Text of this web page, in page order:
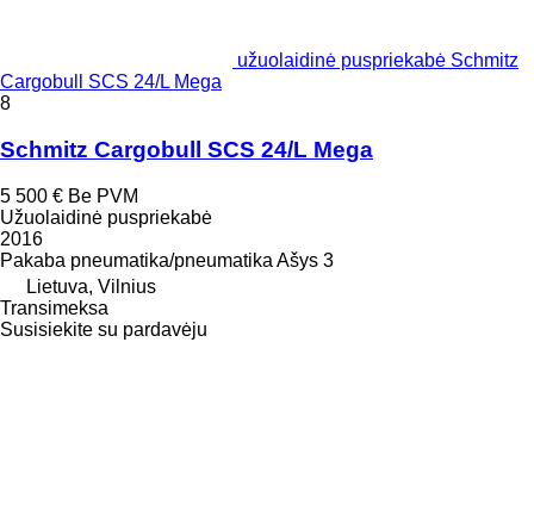
užuolaidinė puspriekabė Schmitz
Cargobull SCS 24/L Mega
8
Schmitz Cargobull SCS 24/L Mega
5 500 € Be PVM
Užuolaidinė puspriekabė
2016
Pakaba pneumatika/pneumatika Ašys 3
Lietuva, Vilnius
Transimeksa
Susisiekite su pardavėju